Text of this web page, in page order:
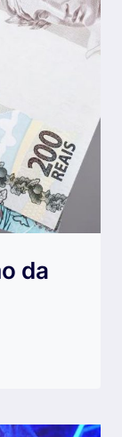
da